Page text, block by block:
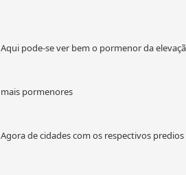
Aqui pode-se ver bem o pormenor da
mais pormenores
Agora de cidades com os respectivos